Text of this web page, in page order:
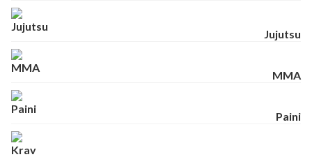
Jujutsu
MMA
Paini